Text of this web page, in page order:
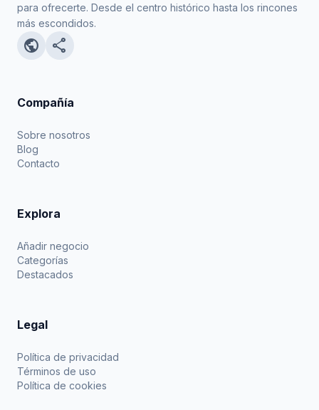
para ofrecerte. Desde el centro histórico hasta los rincones
más escondidos.
public share
Compañía
Sobre nosotros
Blog
Contacto
Explora
Añadir negocio
Categorías
Destacados
Legal
Política de privacidad
Términos de uso
Política de cookies